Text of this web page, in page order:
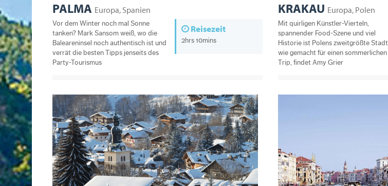
PALMA Europa, Spanien
Reisezeit
2hrs 10mins
Vor dem Winter noch mal Sonne
tanken? Mark Sansom weiß, wo die
Baleareninsel noch authentisch ist und
verrät die besten Tipps jenseits des
Party-Tourismus
KRAKAU Europa, Polen
Mit quirligen Künstler-Vierteln,
spannender Food-Szene und viel
Historie ist Polens zweitgrößte Stadt
wie gemacht für einen sommerlichen
Trip, findet Amy Grier